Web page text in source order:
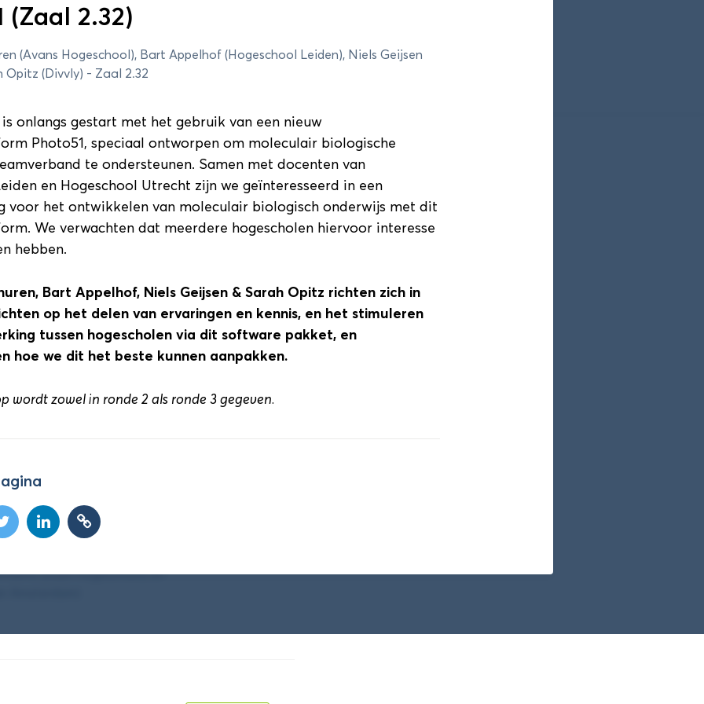
1
(Zaal 1.28)
Details
(Zaal 1.52)
Details
Je Hoort te Weten
(Zuyd Hogeschool) en
(Zaal 2.32)
(Avans Hogeschool), Bart Appelhof (Hogeschool Leiden), Niels Geijsen
Opitz (Divvly) - Zaal 2.32
is onlangs gestart met het gebruik van een nieuw
Photo51, speciaal ontworpen om moleculair biologische
te ondersteunen. Samen met docenten van
en Hogeschool Utrecht zijn we geïnteresseerd in een
voor het ontwikkelen van moleculair biologisch onderwijs met dit
We verwachten dat meerdere hogescholen hiervoor interesse
hebben.
Bart Appelhof, Niels Geijsen & Sarah Opitz richten zich in
op het delen van ervaringen en kennis, en het stimuleren
tussen hogescholen via dit software pakket, en
hoe we dit het beste kunnen aanpakken.
wordt zowel in ronde 2 als ronde 3 gegeven.